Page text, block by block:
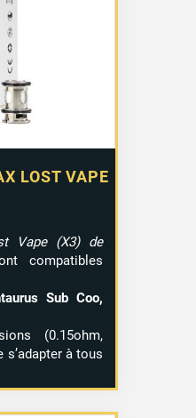
LOST VAPE
Vape (X3) de
compatibles
Sub Coo,
(0.15ohm,
s’adapter à tous